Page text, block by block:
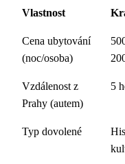
Vlastnost
Cena ubytování
(noc/osoba)
Vzdálenost z
Prahy (autem)
5
Typ dovolené